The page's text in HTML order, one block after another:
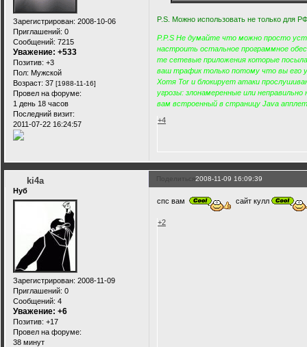
Зарегистрирован: 2008-10-06
Приглашений: 0
Сообщений: 7215
Уважение: +533
Позитив: +3
Пол: Мужской
Возраст: 37 [1988-11-16]
Провел на форуме:
1 день 18 часов
Последний визит:
2011-07-22 16:24:57
P.S. Можно использовать не только для
P.P.S Не думайте что можно просто
настроить остальное программное
те сетевые приложения которые
ваш трафик только потому что вы его
Хотя Tor и блокирует атаки
угрозы: злонамеренные или
вам встроенный в страницу Java
+4
Поделиться2008-11-09 16:09:39
ki4a
Нуб
Зарегистрирован: 2008-11-09
Приглашений: 0
Сообщений: 4
Уважение: +6
Позитив: +17
Провел на форуме:
38 минут
спс вам сайт кулл
+2